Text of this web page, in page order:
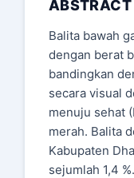
ABSTRACT
Balita bawah
dengan berat
bandingkan
secara visual
menuju sehat
merah. Balita
Kabupaten
sejumlah 1,4